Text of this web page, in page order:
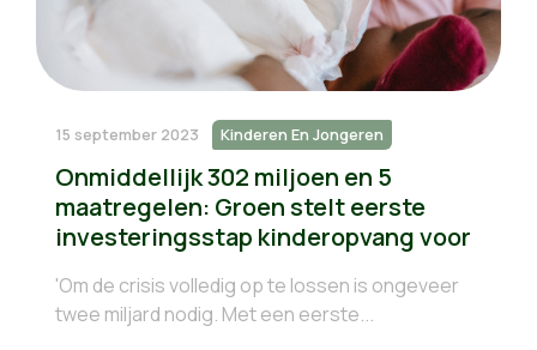
15 september 2023 Kinderen En Jongeren
Onmiddellijk 302 miljoen en 5
maatregelen: Groen stelt eerste
investeringsstap kinderopvang voor
'Om de crisis volledig op te lossen is ongeveer
twee miljard nodig. Met een eerste...